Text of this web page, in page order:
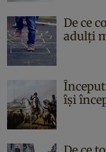
De ce
adulți
îşi